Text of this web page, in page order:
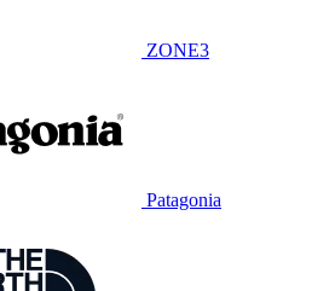
ZONE3
Patagonia